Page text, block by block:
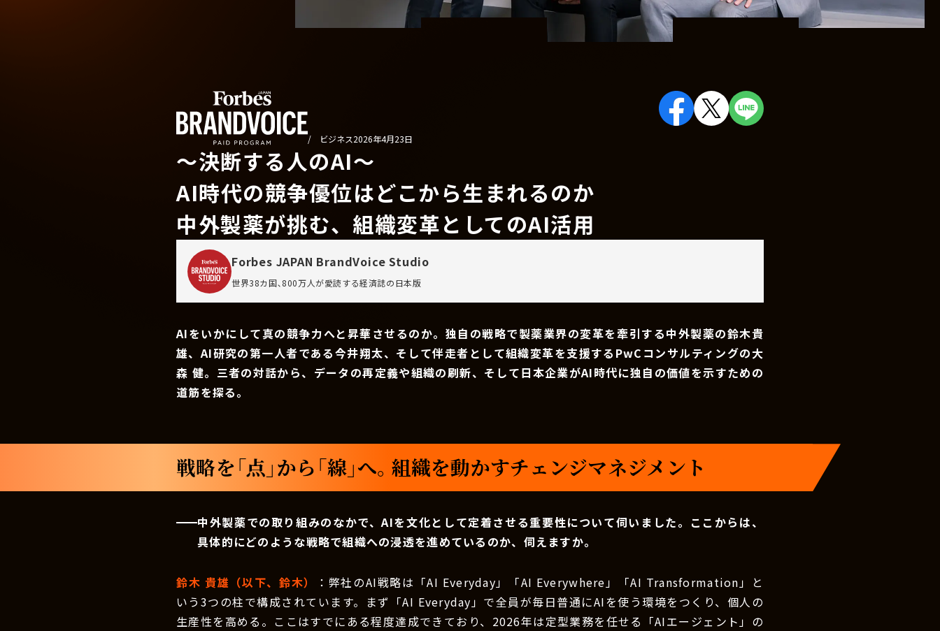
/ ビジネス2026年4月23日
〜決断する人のAI〜
AI時代の競争優位はどこから生まれるのか
中外製薬が挑む、組織変革としてのAI活用
Forbes JAPAN BrandVoice Studio
世界38カ国､800万人が愛読する経済誌の日本版
AIをいかにして真の競争力へと昇華させるのか。独自の戦略で製薬業界の変革を牽引する中外製薬の鈴木貴
雄、AI研究の第一人者である今井翔太、そして伴走者として組織変革を支援するPwCコンサルティングの大
森 健。三者の対話から、データの再定義や組織の刷新、そして日本企業がAI時代に独自の価値を示すための
道筋を探る。
戦略を「点」から「線」へ。組織を動かすチェンジマネジメント
中外製薬での取り組みのなかで、AIを文化として定着させる重要性について伺いました。ここからは、
具体的にどのような戦略で組織への浸透を進めているのか、伺えますか。
鈴木 貴雄（以下、鈴木）
：弊社のAI戦略は「AI Everyday」「AI Everywhere」「AI Transformation」と
いう3つの柱で構成されています。まず「AI Everyday」で全員が毎日普通にAIを使う環境をつくり、個人の
生産性を高める。ここはすでにある程度達成できており、2026年は定型業務を任せる「AIエージェント」の